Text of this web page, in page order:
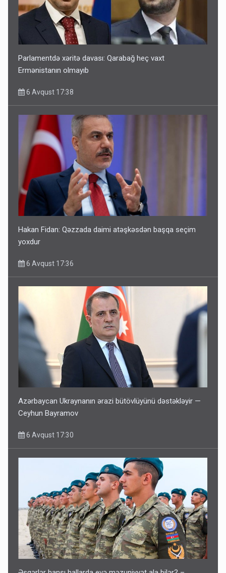
Parlamentdə xəritə davası: Qarabağ heç vaxt
Ermənistanın olmayıb
6 Avqust 17:38
Hakan Fidan: Qəzzada daimi atəşkəsdən başqa seçim
yoxdur
6 Avqust 17:36
Azərbaycan Ukraynanın ərazi bütövlüyünü dəstəkləyir —
Ceyhun Bayramov
6 Avqust 17:30